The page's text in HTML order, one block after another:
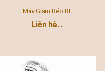
Máy Giảm Béo RF
Liên hệ...